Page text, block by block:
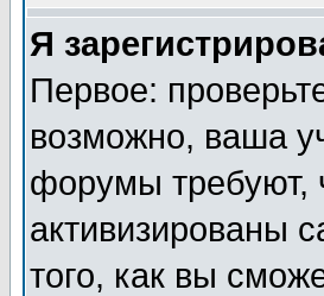
Я
Первое:
возможно, ваша
форумы требуют,
активизированы
того, как вы